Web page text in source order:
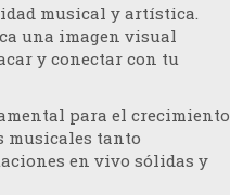
musical y artística.
una imagen visual
y conectar con tu
para el crecimiento
musicales tanto
en vivo sólidas y